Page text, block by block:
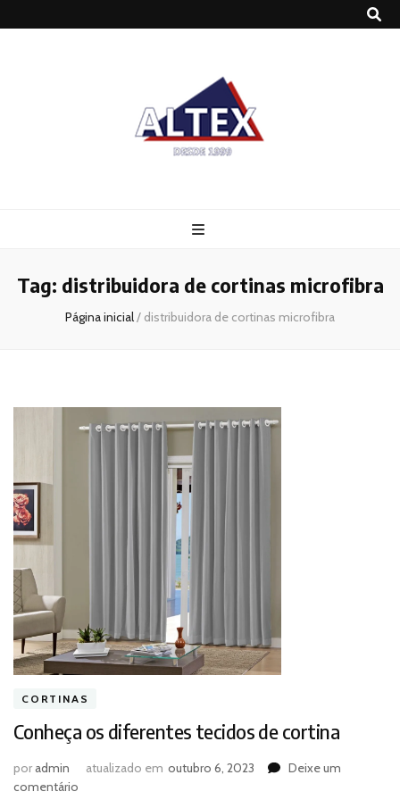
Tag: distribuidora de cortinas microfibra
Página inicial/ distribuidora de cortinas microfibra
CORTINAS
Conheça os diferentes tecidos de cortina
poradmin atualizado em outubro 6, 2023
Deixe um
comentário